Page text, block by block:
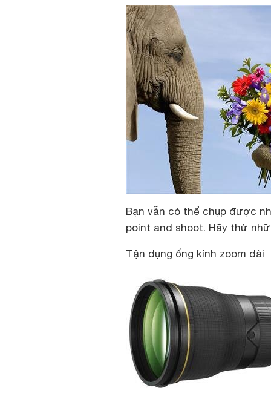
Bạn vẫn có thể chụp được
point and shoot. Hãy thử
Tận dụng ống kính zoom dài